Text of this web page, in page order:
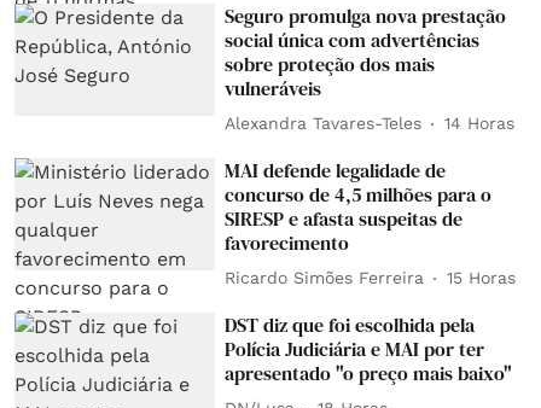
Seguro promulga nova prestação
social única com advertências
sobre proteção dos mais
vulneráveis
Alexandra Tavares-Teles 14 Horas
MAI defende legalidade de
concurso de 4,5 milhões para o
SIRESP e afasta suspeitas de
favorecimento
Ricardo Simões Ferreira 15 Horas
DST diz que foi escolhida pela
Polícia Judiciária e MAI por ter
apresentado "o preço mais baixo"